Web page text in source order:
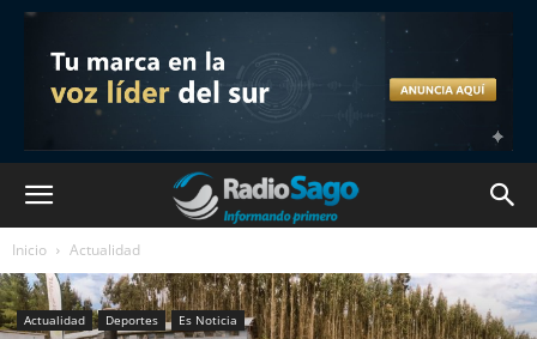
Inicio Actualidad
Actualidad Deportes Es Noticia